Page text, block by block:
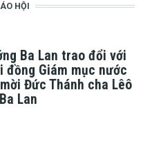
HỘI
Ba Lan trao đổi với
đồng Giám mục nước
Đức Thánh cha Lêô
Lan